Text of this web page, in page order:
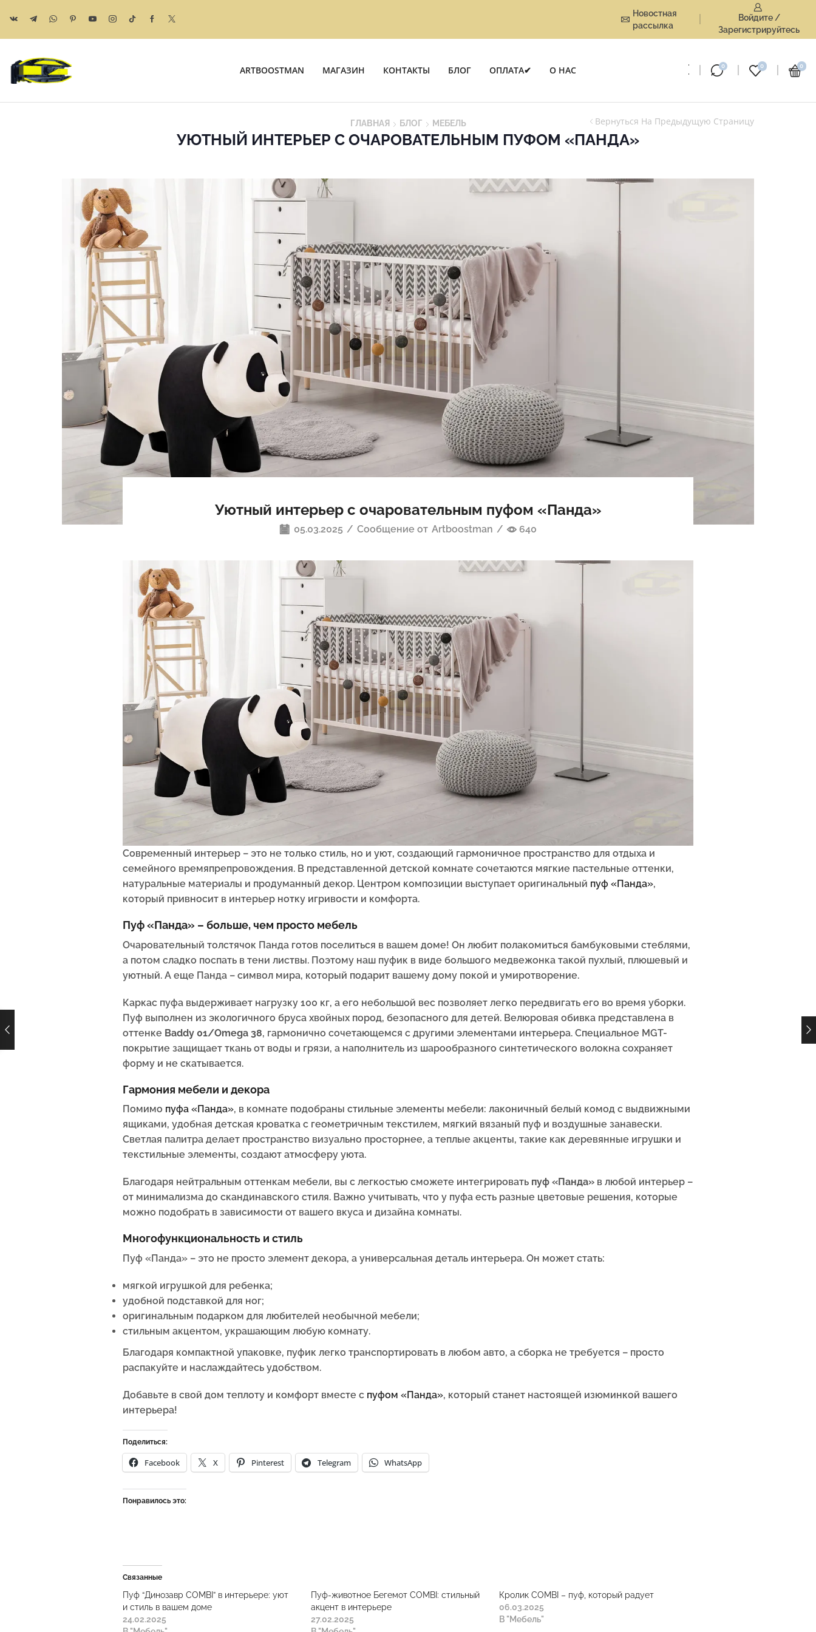
Новостная
рассылка
Войдите /
Зарегистрируйтесь
ARTBOOSTMAN МАГАЗИН КОНТАКТЫ БЛОГ ОПЛАТА✔ О НАС 0 0 0
Вернуться На Предыдущую Страницу
ГЛАВНАЯ БЛОГ МЕБЕЛЬ
УЮТНЫЙ ИНТЕРЬЕР С ОЧАРОВАТЕЛЬНЫМ ПУФОМ «ПАНДА»
Уютный интерьер с очаровательным пуфом «Панда»
05.03.2025 / Сообщение от Artboostman / 640
Современный интерьер – это не только стиль, но и уют, создающий гармоничное пространство для отдыха и
семейного времяпрепровождения. В представленной детской комнате сочетаются мягкие пастельные оттенки,
натуральные материалы и продуманный декор. Центром композиции выступает оригинальный пуф «Панда»,
который привносит в интерьер нотку игривости и комфорта.
Пуф «Панда» – больше, чем просто мебель
Очаровательный толстячок Панда готов поселиться в вашем доме! Он любит полакомиться бамбуковыми стеблями,
а потом сладко поспать в тени листвы. Поэтому наш пуфик в виде большого медвежонка такой пухлый, плюшевый и
уютный. А еще Панда – символ мира, который подарит вашему дому покой и умиротворение.
Каркас пуфа выдерживает нагрузку 100 кг, а его небольшой вес позволяет легко передвигать его во время уборки.
Пуф выполнен из экологичного бруса хвойных пород, безопасного для детей. Велюровая обивка представлена в
оттенке Baddy 01/Omega 38, гармонично сочетающемся с другими элементами интерьера. Специальное MGT-
покрытие защищает ткань от воды и грязи, а наполнитель из шарообразного синтетического волокна сохраняет
форму и не скатывается.
Гармония мебели и декора
Помимо пуфа «Панда», в комнате подобраны стильные элементы мебели: лаконичный белый комод с выдвижными
ящиками, удобная детская кроватка с геометричным текстилем, мягкий вязаный пуф и воздушные занавески.
Светлая палитра делает пространство визуально просторнее, а теплые акценты, такие как деревянные игрушки и
текстильные элементы, создают атмосферу уюта.
Благодаря нейтральным оттенкам мебели, вы с легкостью сможете интегрировать пуф «Панда» в любой интерьер –
от минимализма до скандинавского стиля. Важно учитывать, что у пуфа есть разные цветовые решения, которые
можно подобрать в зависимости от вашего вкуса и дизайна комнаты.
Многофункциональность и стиль
Пуф «Панда» – это не просто элемент декора, а универсальная деталь интерьера. Он может стать:
мягкой игрушкой для ребенка;
удобной подставкой для ног;
оригинальным подарком для любителей необычной мебели;
стильным акцентом, украшающим любую комнату.
Благодаря компактной упаковке, пуфик легко транспортировать в любом авто, а сборка не требуется – просто
распакуйте и наслаждайтесь удобством.
Добавьте в свой дом теплоту и комфорт вместе с пуфом «Панда», который станет настоящей изюминкой вашего
интерьера!
Поделиться:
Facebook X Pinterest Telegram WhatsApp
Понравилось это:
Связанные
Пуф “Динозавр COMBI” в интерьере: уют
и стиль в вашем доме
24.02.2025
Пуф-животное Бегемот COMBI: стильный
акцент в интерьере
27.02.2025
Кролик COMBI – пуф, который радует
06.03.2025
В "Мебель"